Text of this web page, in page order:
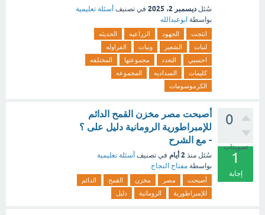
سُئل ديسمبر 2، 2025 في تصنيف أسئلة تعليمية
بواسطة ابوعبدالله
انتجت الجهود الزراعيه
الحديثه
لنبات
الشعير ونبات
الفراوله
احسبي
التعدد مجموعتها
المختلفه
كليمات
السداديه
المجموعه
الكرموسومات
0
تصويتات
1
إجابة
أصبحت مصر مخزن القمح الدائم
للإمبراطورية الرومانية دليل على ؟
- مع الشرح
سُئل منذ 2 أيام في تصنيف أسئلة تعليمية
بواسطة مفتاح النجاح
أصبحت مصر مخزن القمح
الدائم
للإمبراطورية
الرومانية دليل